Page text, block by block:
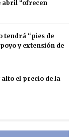
abril “ofrecen
tendrá “pies de
y extensión de
alto el precio de la